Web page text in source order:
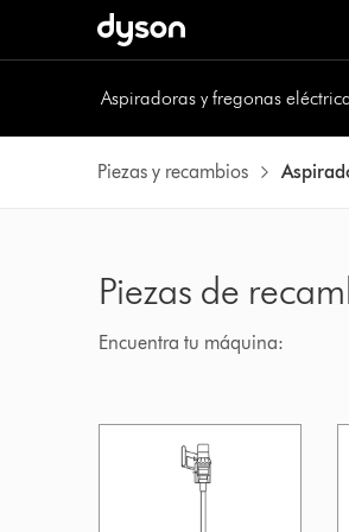
Aspiradoras y fregonas
Piezas y recambios
Piezas de
Encuentra tu máquina: